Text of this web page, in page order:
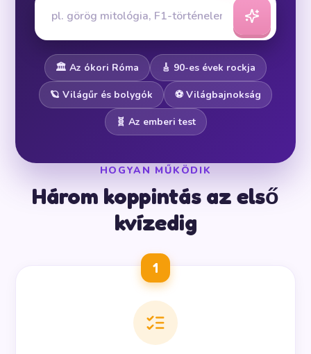
🏛️ Az ókori Róma 🎸 90-es évek rockja
🪐 Világűr és bolygók ⚽ Világbajnokság
🧬 Az emberi test
HOGYAN MŰKÖDIK
Három koppintás az első
kvízedig
1